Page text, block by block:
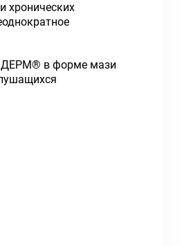
хронических
в форме мази